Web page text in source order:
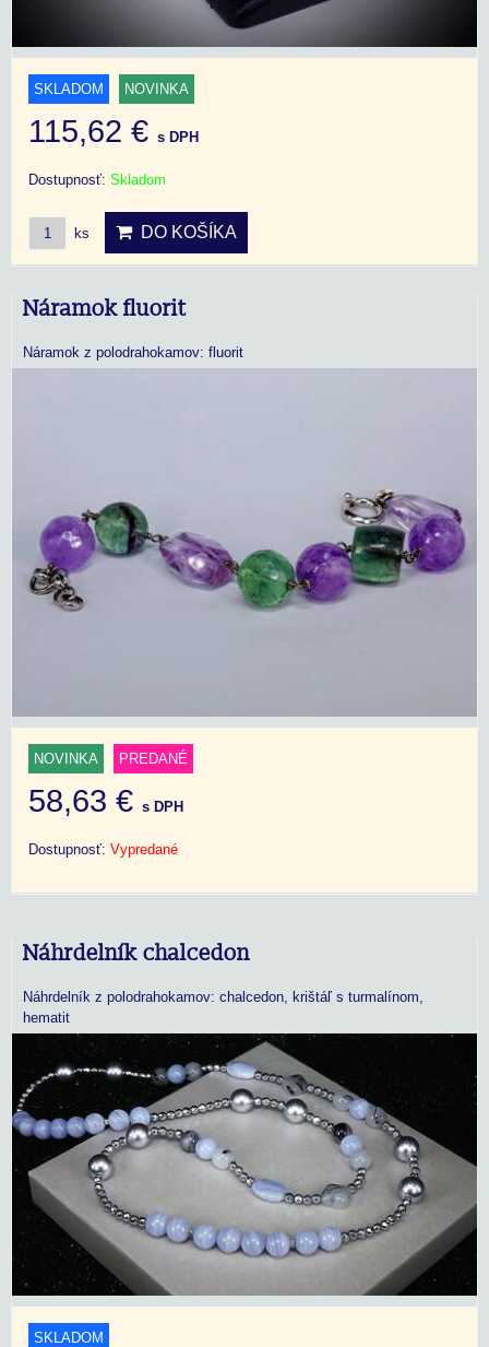
SKLADOM NOVINKA
115,62 € s DPH
Dostupnosť: Skladom
ks DO KOŠÍKA
Náramok fluorit
Náramok z polodrahokamov: fluorit
NOVINKA PREDANÉ
58,63 € s DPH
Dostupnosť: Vypredané
Náhrdelník chalcedon
Náhrdelník z polodrahokamov: chalcedon, krištáľ s turmalínom,
hematit
SKLADOM